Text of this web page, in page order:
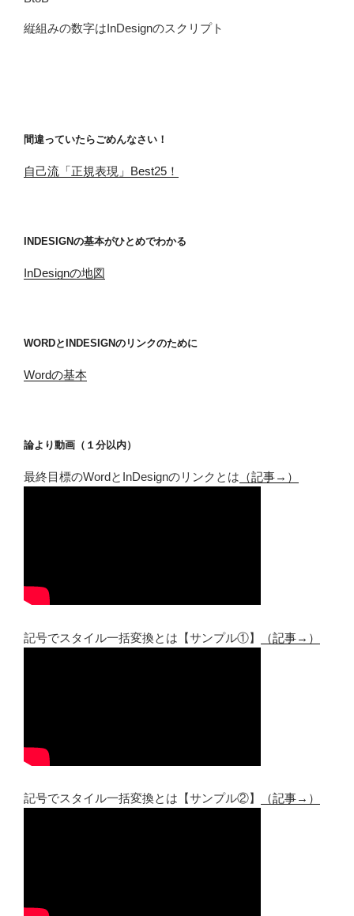
縦組みの数字はInDesignのスクリプト
間違っていたらごめんなさい！
自己流「正規表現」Best25！
INDESIGNの基本がひとめでわかる
InDesignの地図
WORDとINDESIGNのリンクのために
Wordの基本
論より動画（１分以内）
最終目標のWordとInDesignのリンクとは （記事→）
記号でスタイル一括変換とは【サンプル①】 （記事→）
記号でスタイル一括変換とは【サンプル②】 （記事→）